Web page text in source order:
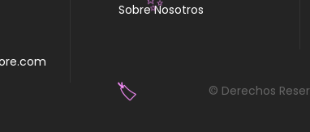
Sobre Nosotros
© Derechos